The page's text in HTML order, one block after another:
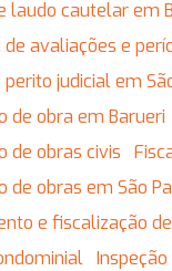
laudo cautelar em
de avaliações e
perito judicial em
de obra em Barueri
de obras civis
de obras em São
e fiscalização